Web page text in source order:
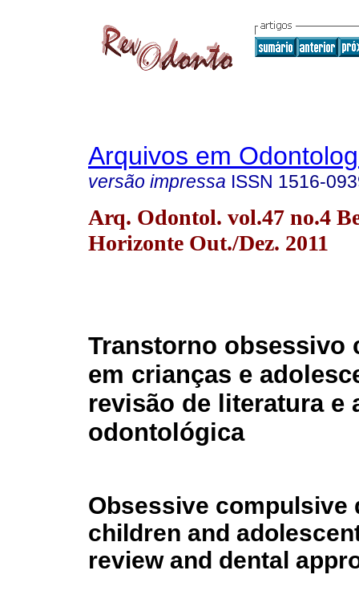
Arquivos em
versão impressa ISSN 1516-
Arq. Odontol. vol.47 no.4
Horizonte Out./Dez. 2011
Transtorno obsessivo
em crianças e
revisão de literatura e
odontológica
Obsessive compulsive
children and
review and dental